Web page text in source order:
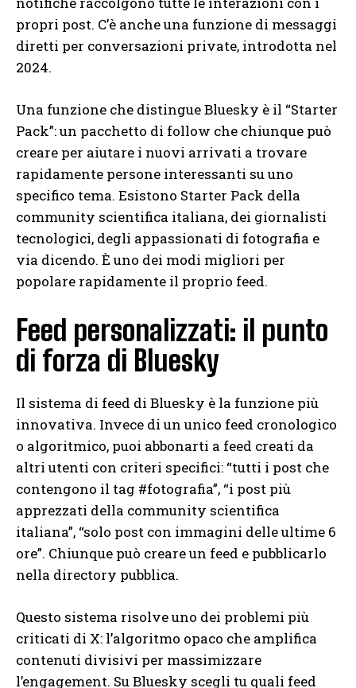
propri post. C’è anche una funzione di messaggi
diretti per conversazioni private, introdotta nel
2024.
Una funzione che distingue Bluesky è il “Starter
Pack”: un pacchetto di follow che chiunque può
creare per aiutare i nuovi arrivati a trovare
rapidamente persone interessanti su uno
specifico tema. Esistono Starter Pack della
community scientifica italiana, dei giornalisti
tecnologici, degli appassionati di fotografia e
via dicendo. È uno dei modi migliori per
popolare rapidamente il proprio feed.
Feed personalizzati: il punto
di forza di Bluesky
Il sistema di feed di Bluesky è la funzione più
innovativa. Invece di un unico feed cronologico
o algoritmico, puoi abbonarti a feed creati da
altri utenti con criteri specifici: “tutti i post che
contengono il tag #fotografia”, “i post più
apprezzati della community scientifica
italiana”, “solo post con immagini delle ultime 6
ore”. Chiunque può creare un feed e pubblicarlo
nella directory pubblica.
Questo sistema risolve uno dei problemi più
criticati di X: l’algoritmo opaco che amplifica
contenuti divisivi per massimizzare
l’engagement. Su Bluesky scegli tu quali feed